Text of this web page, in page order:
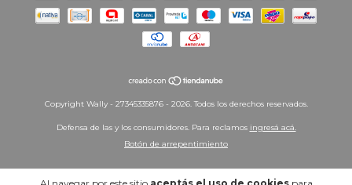
Copyright Wally - 27345335876 - 2026. Todos los derechos reservados.
Defensa de las y los consumidores. Para reclamos ingresá acá.
Botón de arrepentimiento